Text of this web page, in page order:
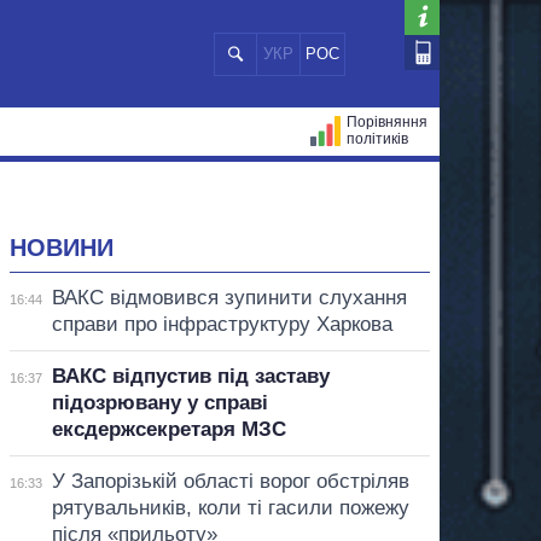
УКР РОС
Порівняння
політиків
НОВИНИ
16:44
ВАКС відмовився зупинити слухання
справи про інфраструктуру Харкова
16:37
ВАКС відпустив під заставу
підозрювану у справі
ексдержсекретаря МЗС
16:33
У Запорізькій області ворог обстріляв
рятувальників, коли ті гасили пожежу
після «прильоту»